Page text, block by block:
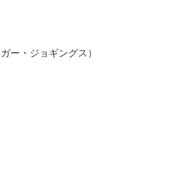
ー・ジョギングス）